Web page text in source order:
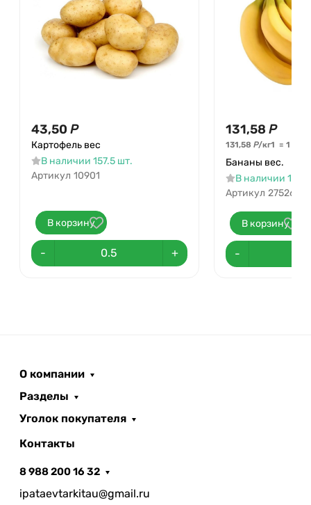
43,50 Р
Картофель вес
В наличии 157.5 шт.
Артикул 10901
В корзину
- +
131,58 Р
131,58 Р/кг1 = 1
Бананы вес.
В наличии
Артикул 27526
В корзину
-
О компании
Разделы
Уголок покупателя
Контакты
8 988 200 16 32
ipataevtarkitau@gmail.ru